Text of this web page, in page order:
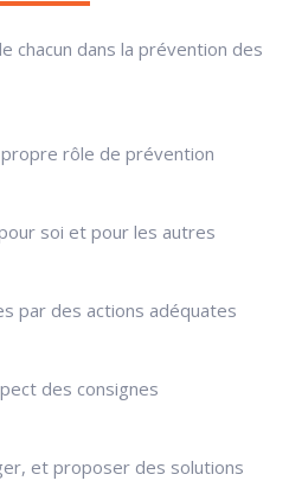
chacun dans la prévention des
rôle de prévention
soi et pour les autres
par des actions adéquates
des consignes
et proposer des solutions